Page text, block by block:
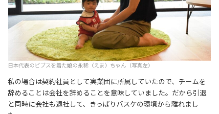
日本代表のビブスを着た娘の永稀（えま）ちゃん（写真左）
私の場合は契約社員として実業団に所属していたので、チームを
辞めることは会社を辞めることを意味していました。だから引退
と同時に会社も退社して、きっぱりバスケの環境から離れまし